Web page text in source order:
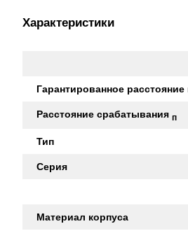
Характеристики
Гарантированное
Расстояние срабатывания п
Тип
Серия
Материал корпуса